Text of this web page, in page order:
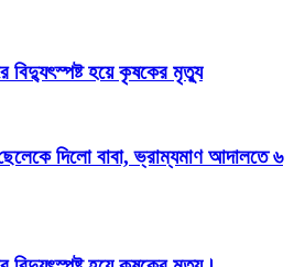
বিদ্যুৎস্পষ্ট হয়ে কৃষকের মৃত্যু
দিলো বাবা, ভ্রাম্যমাণ আদালতে ৬